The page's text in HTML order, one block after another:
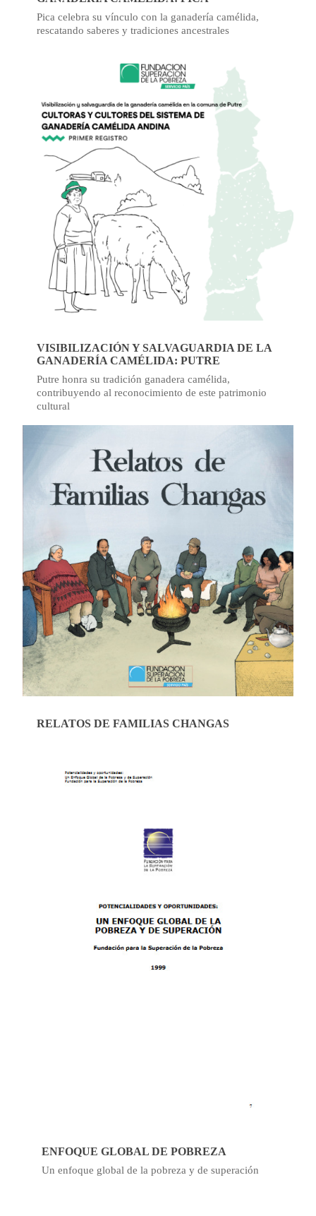
Pica celebra su vínculo con la ganadería camélida,
rescatando saberes y tradiciones ancestrales
VISIBILIZACIÓN Y SALVAGUARDIA DE LA
GANADERÍA CAMÉLIDA: PUTRE
Putre honra su tradición ganadera camélida,
contribuyendo al reconocimiento de este patrimonio
cultural
RELATOS DE FAMILIAS CHANGAS
ENFOQUE GLOBAL DE POBREZA
Un enfoque global de la pobreza y de superación